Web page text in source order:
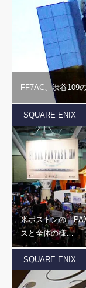
FF7AC、渋谷109
SQUARE ENIX
米ボストンの「
スと全体の様…
SQUARE ENIX